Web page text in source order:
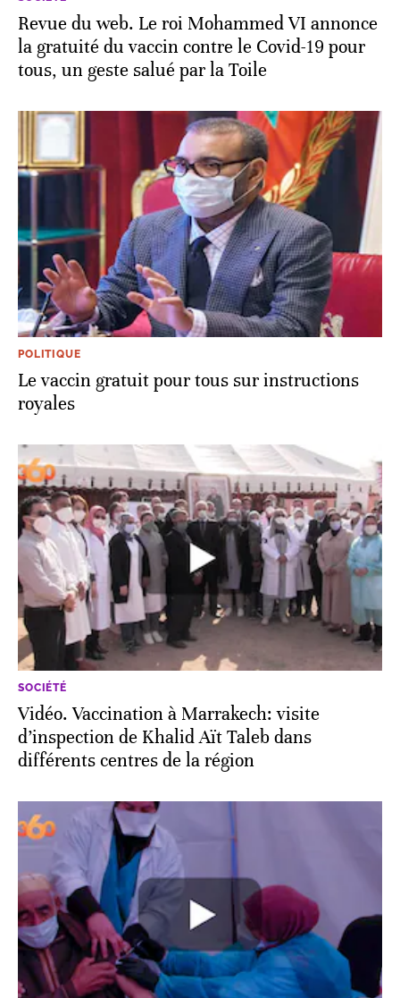
Revue du web. Le roi Mohammed VI annonce
la gratuité du vaccin contre le Covid-19 pour
tous, un geste salué par la Toile
POLITIQUE
Le vaccin gratuit pour tous sur instructions
royales
SOCIÉTÉ
Vidéo. Vaccination à Marrakech: visite
d’inspection de Khalid Aït Taleb dans
différents centres de la région